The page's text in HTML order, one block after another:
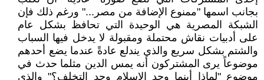
بجانب اسمها "ممنوع الإضافة من مصر..." ورغم ذلك فإن
الشبكة المصرية هي الوحيدة التي تحافظ بشكل عام
على أدبيات نقاش محتملة ومقبولة لا يدخل فيها السباب
والشتم بشكل سريع والذي يندلع عادةً عندما يضع أحدهم
موضوعاً يرى المشتركون أنه يمس الدين مثلما حدث في
موضوع "لماذا أينما وجد الإسلام وجد التخلف؟" والذي